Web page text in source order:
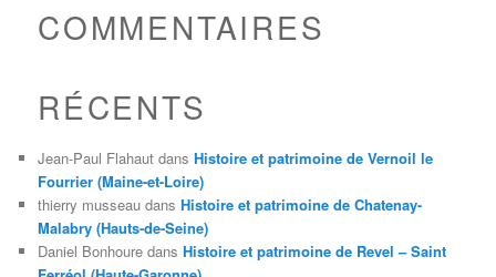
COMMENTAIRES
RÉCENTS
Jean-Paul Flahaut dansHistoire et patrimoine de Vernoil le
Fourrier (Maine-et-Loire)
thierry musseau dansHistoire et patrimoine de Chatenay-
Malabry (Hauts-de-Seine)
Daniel Bonhoure dansHistoire et patrimoine de Revel – Saint